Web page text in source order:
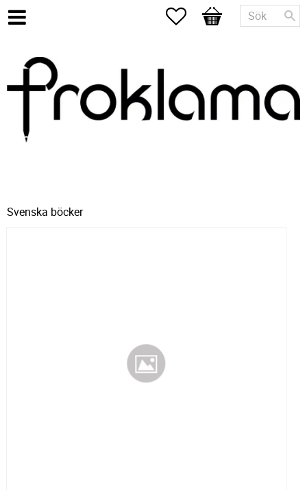
Favoriter
Kundvagn
Svenska böcker